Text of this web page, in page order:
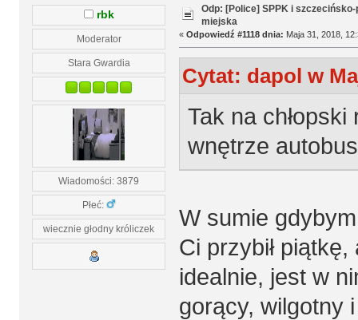
rbk
Moderator
Stara Gwardia
Wiadomości: 3879
Płeć:
wiecznie głodny króliczek
Odp: [Police] SPPK i
miejska
« Odpowiedź #1118 dnia: Maja 31, 2018,
Cytat: dapol w
Tak na
wnętrze
W sumie
Ci przybił
idealnie, jest w
gorący, wilgotny